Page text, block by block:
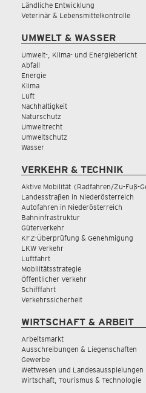
Ländliche Entwicklung
Veterinär & Lebensmittelkontrolle
UMWELT & WASSER
Umwelt-, Klima- und Energiebericht
Abfall
Energie
Klima
Luft
Nachhaltigkeit
Naturschutz
Umweltrecht
Umweltschutz
Wasser
VERKEHR & TECHNIK
Aktive Mobilität (Radfahren/Zu-Fuß-
Landesstraßen in Niederösterreich
Autofahren in Niederösterreich
Bahninfrastruktur
Güterverkehr
KFZ-Überprüfung & Genehmigung
LKW Verkehr
Luftfahrt
Mobilitätsstrategie
Öffentlicher Verkehr
Schifffahrt
Verkehrssicherheit
WIRTSCHAFT & ARBEIT
Arbeitsmarkt
Ausschreibungen & Liegenschaften
Gewerbe
Wettwesen und
Wirtschaft, Tourismus & Technologie